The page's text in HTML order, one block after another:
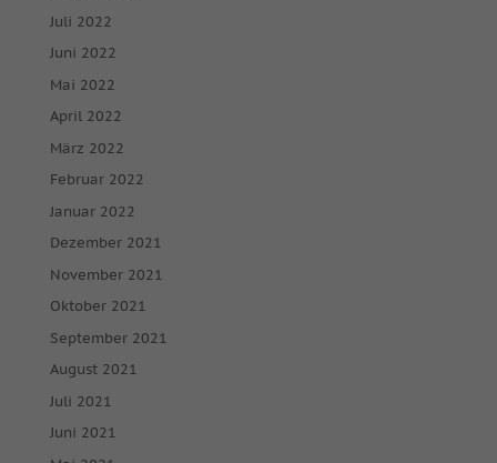
Juli 2022
Juni 2022
Mai 2022
April 2022
März 2022
Februar 2022
Januar 2022
Dezember 2021
November 2021
Oktober 2021
September 2021
August 2021
Juli 2021
Juni 2021